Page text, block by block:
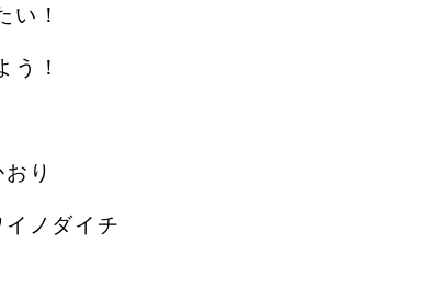
い！
う！
り
ノダイチ